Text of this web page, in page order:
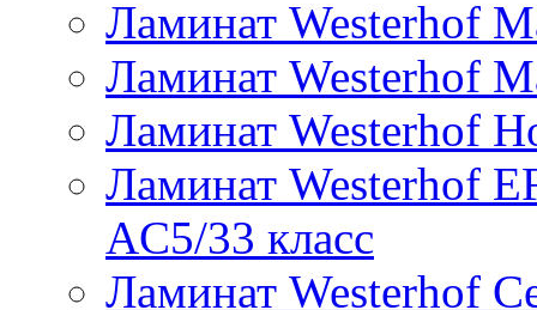
Ламинат Westerhof
Ламинат Westerhof
Ламинат Westerhof
Ламинат Westerhof
AC5/33 класс
Ламинат Westerhof